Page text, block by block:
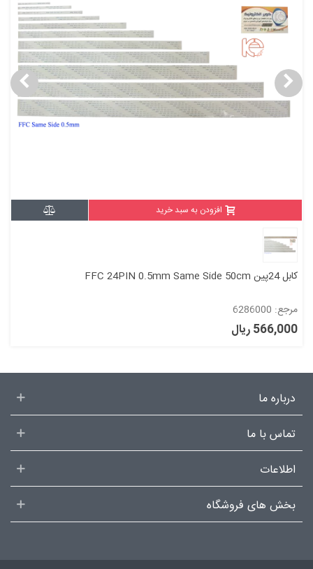
افزودن به سبد خرید
کابل 24پین FFC 24PIN 0.5mm Same Side 50cm
مرجع: 6286000
566,000 ریال
درباره ما
تماس با ما
اطلاعات
بخش های فروشگاه